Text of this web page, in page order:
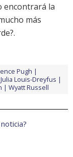
encontrará la
más
Pugh
Julia Louis-Dreyfus
Wyatt Russell